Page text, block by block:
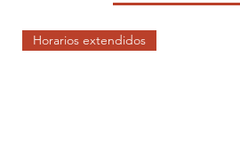
Horarios extendidos